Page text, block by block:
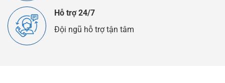
Hỗ trợ 24/7
Đội ngũ hỗ trợ tận tâm